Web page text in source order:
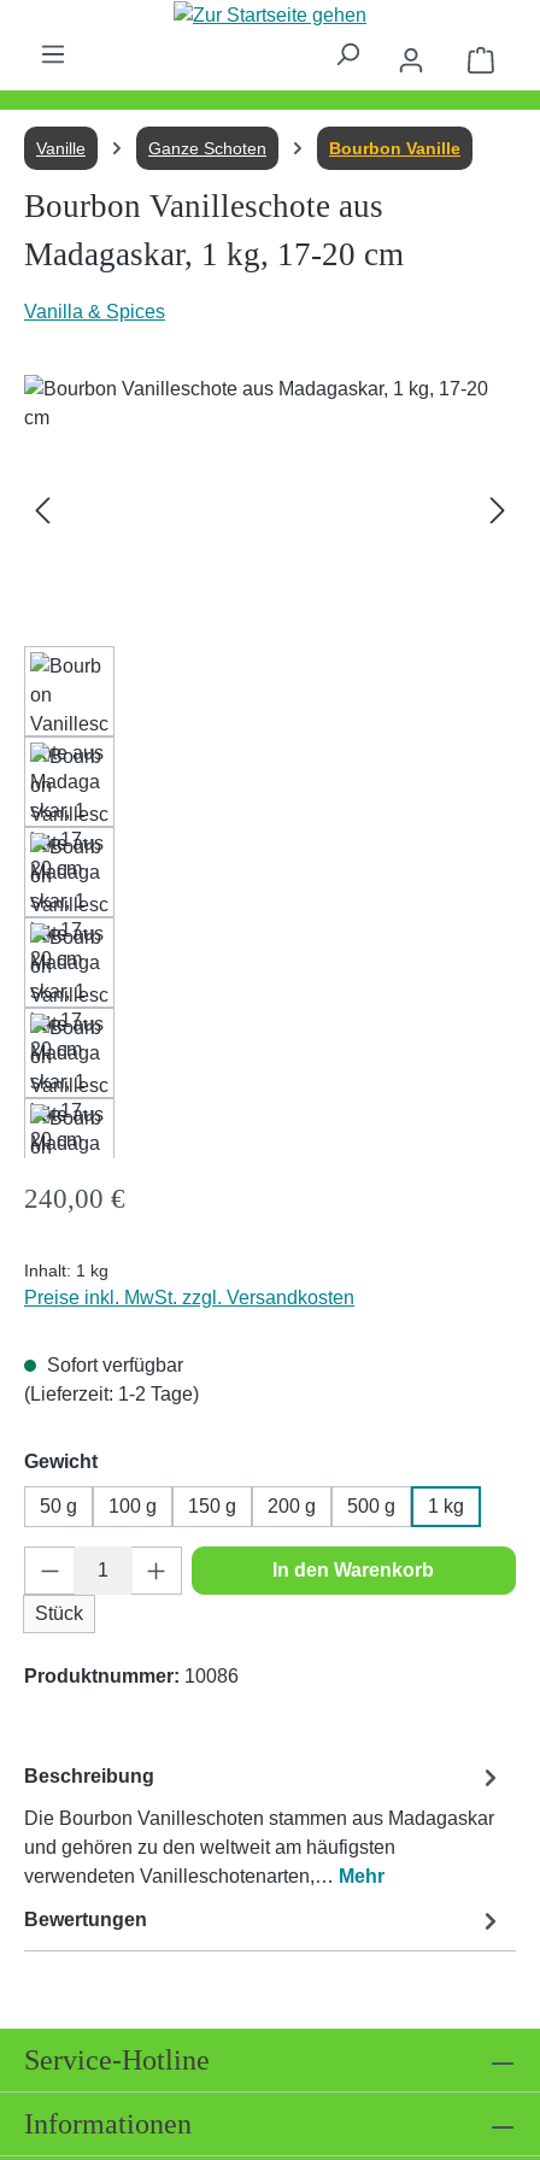
Zum Hauptinhalt springen
Vanille Ganze Schoten Bourbon Vanille
Bourbon Vanilleschote aus
Madagaskar, 1 kg, 17-20 cm
Vanilla & Spices
Bildergalerie überspringen
Regulärer Preis:
240,00 €
Inhalt: 1 kg
Preise inkl. MwSt. zzgl. Versandkosten
Sofort verfügbar
(Lieferzeit: 1-2 Tage)
Gewichtauswählen
50 g 100 g 150 g 200 g 500 g 1 kg
Produkt Anzahl: Gib den gewünschten
Stück
In den Warenkorb
Produktnummer: 10086
Beschreibung
Die Bourbon Vanilleschoten stammen aus Madagaskar
und gehören zu den weltweit am häufigsten
verwendeten Vanilleschotenarten,… Mehr
Bewertungen
Service-Hotline
Informationen